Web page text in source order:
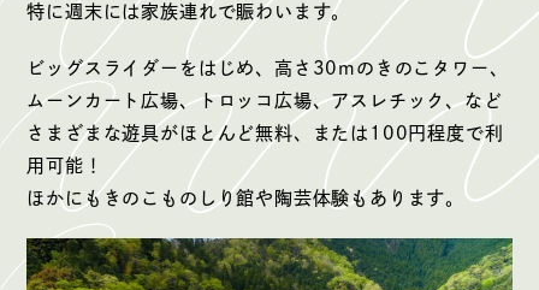
特に週末には家族連れで賑わいます。
ビッグスライダーをはじめ、高さ30mのきのこタワー、
ムーンカート広場、トロッコ広場、アスレチック、など
さまざまな遊具がほとんど無料、または100円程度で利
用可能！
ほかにもきのこものしり館や陶芸体験もあります。